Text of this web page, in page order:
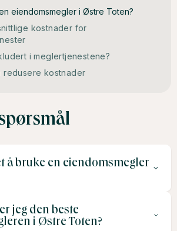
eiendomsmegler i Østre Toten?
kostnader for
i meglertjenestene?
redusere kostnader
å bruke en eiendomsmegler
ligger på 1-3 % av
faste gebyrer for tilleggstjenester.
jeg den beste
i Østre Toten?